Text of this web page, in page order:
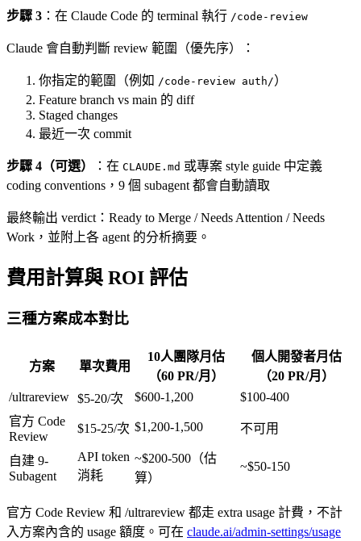
步驟 3 ：在 Claude Code 的 terminal 執行 /code-review
Claude 會自動判斷 review 範圍（優先序）：
你指定的範圍（例如 /code-review auth/）
Feature branch vs main 的 diff
Staged changes
最近一次 commit
步驟 4（可選） ：在 CLAUDE.md 或專案 style guide 中定義
coding conventions，9 個 subagent 都會自動讀取
最終輸出 verdict：Ready to Merge / Needs Attention / Needs
Work，並附上各 agent 的分析摘要。
費用計算與 ROI 評估
三種方案成本對比
方案 單次費用
10人團隊月估
（60 PR/月）
個人開發者月估
（20 PR/月）
/ultrareview $5-20/次 $600-1,200
$100-400
官方 Code
Review
$15-25/次 $1,200-1,500 不可用
自建 9-
Subagent
API token
消耗
~$200-500（估
算）
~$50-150
官方 Code Review 和 /ultrareview 都走 extra usage 計費，不計
入方案內含的 usage 額度。可在 claude.ai/admin-settings/usage